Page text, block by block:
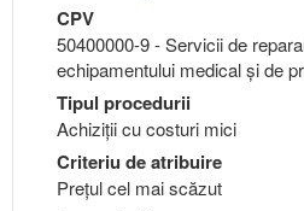
CPV
50400000-9 - Servicii de
echipamentului medical şi de
Tipul procedurii
Achiziții cu costuri mici
Criteriu de atribuire
Preţul cel mai scăzut